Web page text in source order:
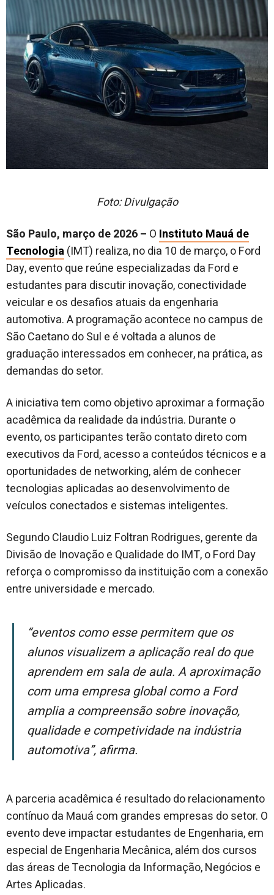
Foto: Divulgação
São Paulo, março de 2026 – O Instituto Mauá de
Tecnologia(IMT) realiza, no dia 10 de março, o Ford
Day, evento que reúne especializadas da Ford e
estudantes para discutir inovação, conectividade
veicular e os desafios atuais da engenharia
automotiva. A programação acontece no campus de
São Caetano do Sul e é voltada a alunos de
graduação interessados em conhecer, na prática, as
demandas do setor.
A iniciativa tem como objetivo aproximar a formação
acadêmica da realidade da indústria. Durante o
evento, os participantes terão contato direto com
executivos da Ford, acesso a conteúdos técnicos e a
oportunidades de networking, além de conhecer
tecnologias aplicadas ao desenvolvimento de
veículos conectados e sistemas inteligentes.
Segundo Claudio Luiz Foltran Rodrigues, gerente da
Divisão de Inovação e Qualidade do IMT, o Ford Day
reforça o compromisso da instituição com a conexão
entre universidade e mercado.
“Eventos como esse permitem que os
alunos visualizem a aplicação real do que
aprendem em sala de aula. A aproximação
com uma empresa global como a Ford
amplia a compreensão sobre inovação,
qualidade e competividade na indústria
automotiva”, afirma.
A parceria acadêmica é resultado do relacionamento
contínuo da Mauá com grandes empresas do setor. O
evento deve impactar estudantes de Engenharia, em
especial de Engenharia Mecânica, além dos cursos
das áreas de Tecnologia da Informação, Negócios e
Artes Aplicadas.